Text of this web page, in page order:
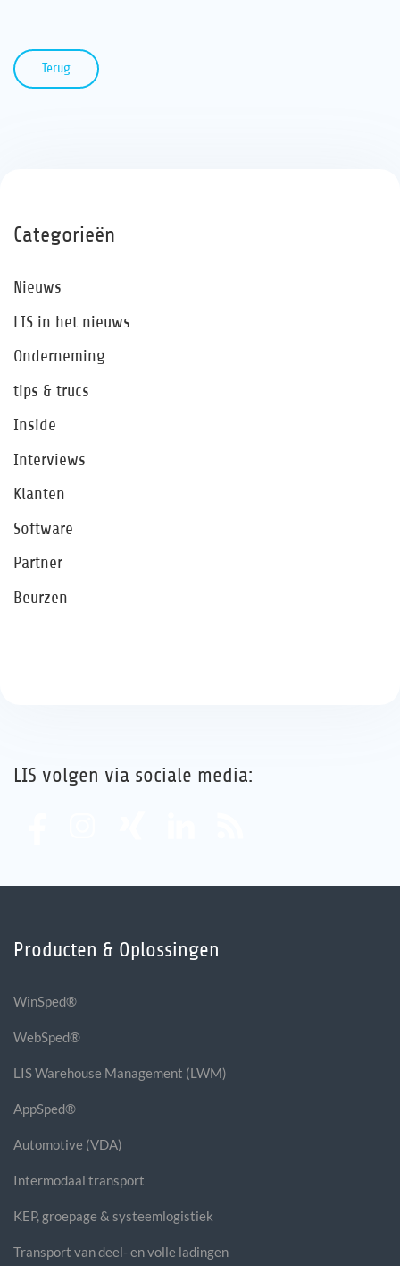
Terug
Categorieën
Nieuws
LIS in het nieuws
Onderneming
tips & trucs
Inside
Interviews
Klanten
Software
Partner
Beurzen
LIS volgen via sociale media:
Producten & Oplossingen
WinSped®
WebSped®
LIS Warehouse Management (LWM)
AppSped®
Automotive (VDA)
Intermodaal transport
KEP, groepage & systeemlogistiek
Transport van deel- en volle ladingen